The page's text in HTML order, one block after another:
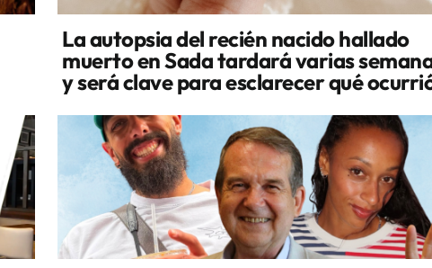
La autopsia del recién nacido hallado
muerto en Sada tardará varias
y será clave para esclarecer qué